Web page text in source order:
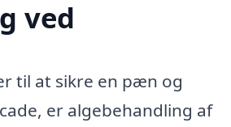
ved
til at sikre en pæn og
er algebehandling af